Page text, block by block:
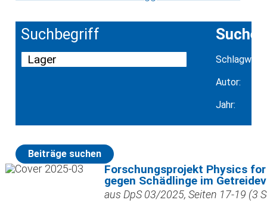
Suchbegriff Suche
Schlagwort:
Autor:
Jahr:
Beiträge suchen
Forschungsprojekt Physics
gegen Schädlinge im
aus DpS 03/2025, Seiten 17-19 (3